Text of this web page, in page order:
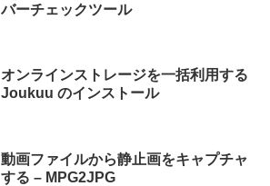
バーチェックツール
オンラインストレージを一括利用する
Joukuu のインストール
動画ファイルから静止画をキャプチャ
する – MPG2JPG